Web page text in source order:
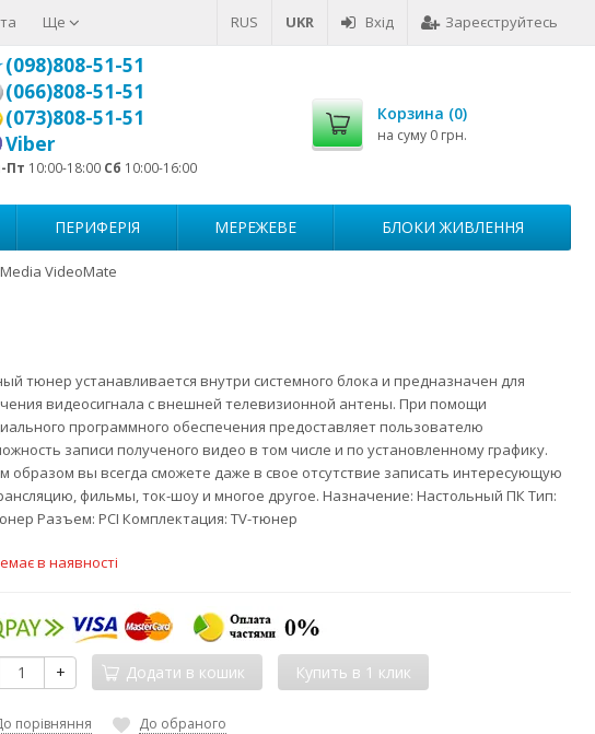
RUS UKR Вхід Зареєструйтесь
Ще
(098)808-51-51
(066)808-51-51
(073)808-51-51
Viber
Пт 10:00-18:00 Сб 10:00-16:00
Корзина (0)
на суму 0 грн.
ПЕРИФЕРІЯ МЕРЕЖЕВЕ БЛОКИ ЖИВЛЕННЯ
VideoMate
тюнер устанавливается внутри системного блока и предназначен для
видеосигнала с внешней телевизионной антены. При помощи
программного обеспечения предоставляет пользователю
записи полученого видео в том числе и по установленному графику.
образом вы всегда сможете даже в свое отсутствие записать интересующую
фильмы, ток-шоу и многое другое. Назначение: Настольный ПК Тип:
Разъем: PCI Комплектация: TV-тюнер
в наявності
+ Додати в кошик
порівняння До обраного